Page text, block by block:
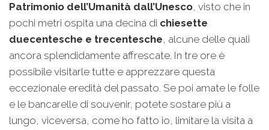
Patrimonio dell’Umanità dall’Unesco, visto che in
pochi metri ospita una decina di chiesette
duecentesche e trecentesche, alcune delle quali
ancora splendidamente affrescate. In tre ore è
possibile visitarle tutte e apprezzare questa
eccezionale eredità del passato. Se poi amate le folle
e le bancarelle di souvenir, potete sostare più a
lungo, viceversa, come ho fatto io, limitare la visita a